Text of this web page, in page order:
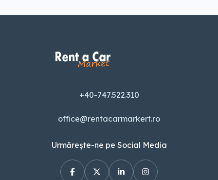
+40-747.522.310
office@rentacarmarkert.ro
Urmărește-ne pe Social Media